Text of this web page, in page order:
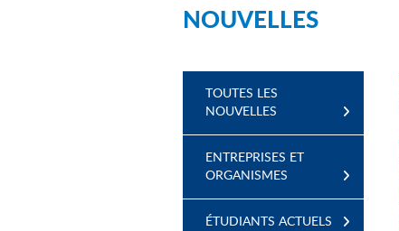
NOUVELLES
TOUTES LES
NOUVELLES
ENTREPRISES ET
ORGANISMES
ÉTUDIANTS ACTUELS